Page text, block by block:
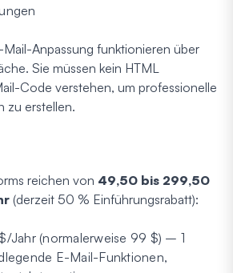
Anpassung funktionieren über
Sie müssen kein HTML
Code verstehen, um professionelle
zu erstellen.
reichen von 49,50 bis 299,50
(derzeit 50 % Einführungsrabatt):
Jahr (normalerweise 99 $) – 1
E-Mail-Funktionen,